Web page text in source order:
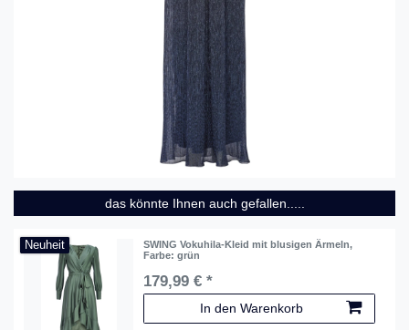
das könnte Ihnen auch gefallen.....
Neuheit SWING Vokuhila-Kleid mit blusigen Ärmeln,
Farbe: grün
179,99 € *
In den Warenkorb